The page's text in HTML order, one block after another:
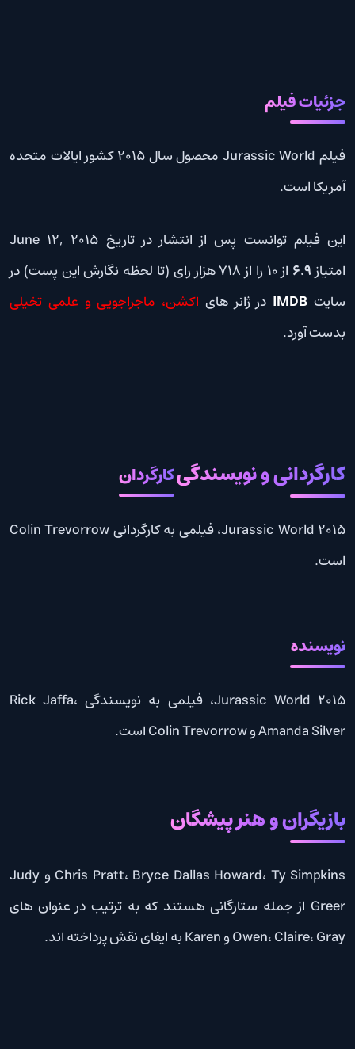
جزئیات فیلم
فیلم Jurassic World محصول سال 2015 کشور ایالات متحده
آمریکا است.
این فیلم توانست پس از انتشار در تاریخ June 12, 2015
امتیاز6.9
از 10 را از 718 هزار رای (تا لحظه نگارش این پست) در
سایت IMDB در ژانر های اکشن، ماجراجویی و علمی تخیلی
بدست آورد.
کارگردانی و نویسندگیکارگردان
Jurassic World 2015، فیلمی به کارگردانی Colin Trevorrow
است.
نویسنده
Jurassic World 2015، فیلمی به نویسندگی Rick Jaffa،
Amanda Silver و Colin Trevorrow است.
بازیگران و هنر پیشگان
Chris Pratt، Bryce Dallas Howard، Ty Simpkins و Judy
Greer از جمله ستارگانی هستند که به ترتیب در عنوان های
Owen، Claire، Gray و Karen به ایفای نقش پرداخته اند.